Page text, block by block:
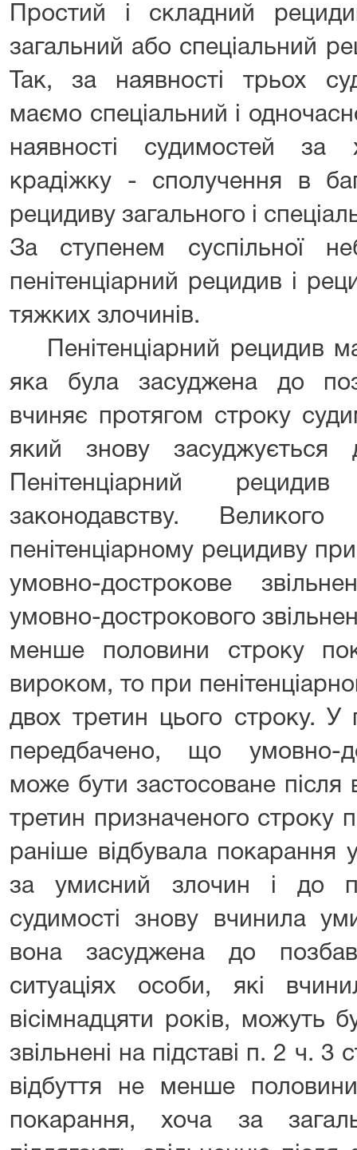
Простий і складний
загальний або спеціальний
Так, за наявності трьох
маємо спеціальний і
наявності судимостей за
крадіжку - сполучення в
рецидиву загального і
За ступенем суспільної
пенітенціарний рецидив і
тяжких злочинів.
Пенітенціарний рецидив
яка була засуджена до
вчиняє протягом строку
який знову засуджується
Пенітенціарний
законодавству. Великого
пенітенціарному рецидиву
умовно-дострокове
умовно-дострокового
менше половини строку
вироком, то при
двох третин цього строку.
передбачено, що умовно-
може бути застосоване після
третин призначеного строку
раніше відбувала покарання
за умисний злочин і до
судимості знову вчинила
вона засуджена до
ситуаціях особи, які
вісімнадцяти років, можуть
звільнені на підставі п. 2 ч. 3
відбуття не менше
покарання, хоча за